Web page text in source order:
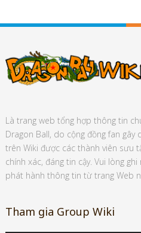
Là trang web tổng hợp thông tin
Dragon Ball, do cộng đồng fan
trên Wiki được các thành viên sưu
chính xác, đáng tin cậy. Vui lòng
phát hành thông tin từ trang Web
Tham gia Group Wiki